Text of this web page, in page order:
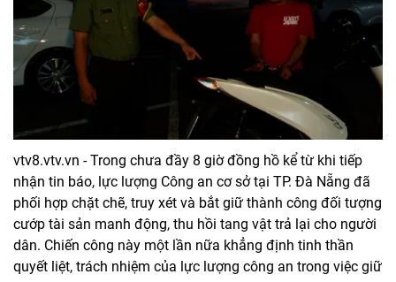
vtv8.vtv.vn - Trong chưa đầy 8 giờ đồng hồ kể từ khi tiếp
nhận tin báo, lực lượng Công an cơ sở tại TP. Đà Nẵng đã
phối hợp chặt chẽ, truy xét và bắt giữ thành công đối tượng
cướp tài sản manh động, thu hồi tang vật trả lại cho người
dân. Chiến công này một lần nữa khẳng định tinh thần
quyết liệt, trách nhiệm của lực lượng công an trong việc giữ